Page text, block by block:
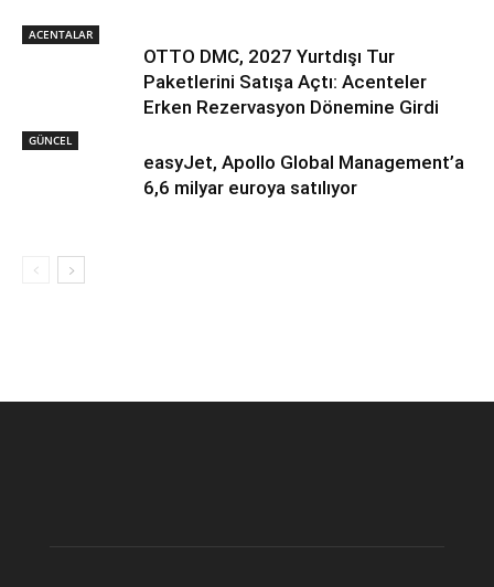
ACENTALAR
OTTO DMC, 2027 Yurtdışı Tur
Paketlerini Satışa Açtı: Acenteler
Erken Rezervasyon Dönemine Girdi
GÜNCEL
easyJet, Apollo Global Management’a
6,6 milyar euroya satılıyor